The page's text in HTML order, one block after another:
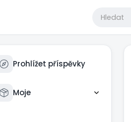
Prohlížet příspěvky
Moje